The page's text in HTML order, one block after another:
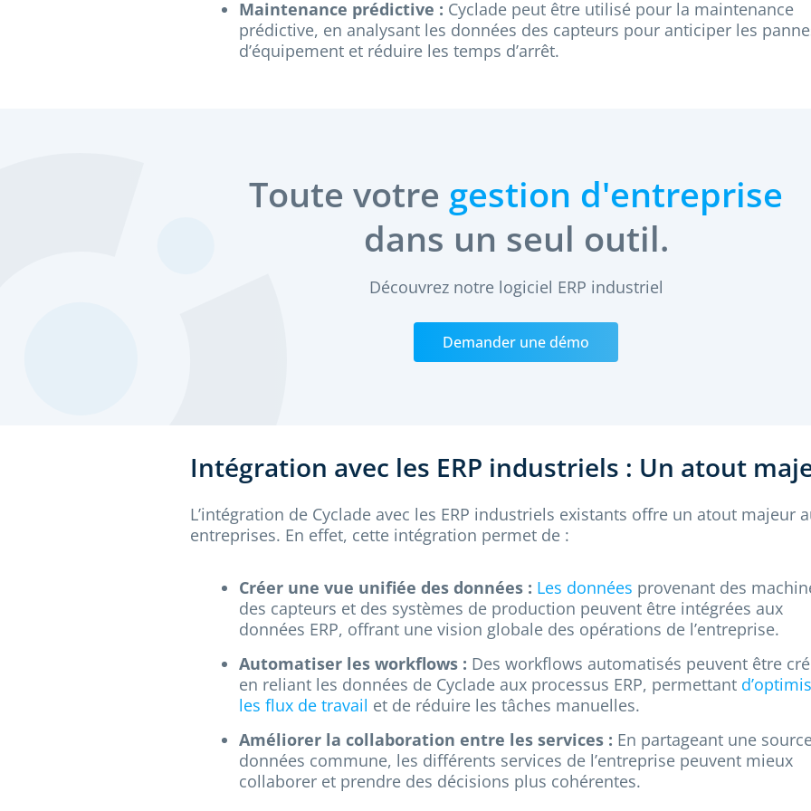
Maintenance prédictive : Cyclade peut être utilisé pour la maintenance
prédictive, en analysant les données des capteurs pour anticiper les
d’équipement et réduire les temps d’arrêt.
Toute votre gestion d'entreprise
dans un seul outil.
Découvrez notre logiciel ERP industriel
Demander une démo
Intégration avec les ERP industriels : Un atout
L’intégration de Cyclade avec les ERP industriels existants offre un atout majeur
entreprises. En effet, cette intégration permet de :
Créer une vue unifiée des données : Les données provenant des
des capteurs et des systèmes de production peuvent être intégrées aux
données ERP, offrant une vision globale des opérations de l’entreprise.
Automatiser les workflows : Des workflows automatisés peuvent être
en reliant les données de Cyclade aux processus ERP, permettant
les flux de travail et de réduire les tâches manuelles.
Améliorer la collaboration entre les services : En partageant une
données commune, les différents services de l’entreprise peuvent mieux
collaborer et prendre des décisions plus cohérentes.